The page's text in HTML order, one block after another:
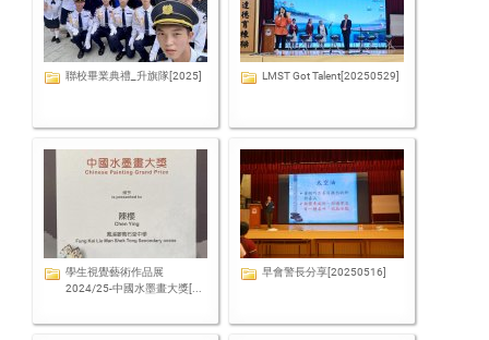
聯校畢業典禮_升旗隊[2025] LMST Got Talent[20250529]
學生視覺藝術作品展
2024/25-中國水墨畫大獎[...
早會警長分享[20250516]